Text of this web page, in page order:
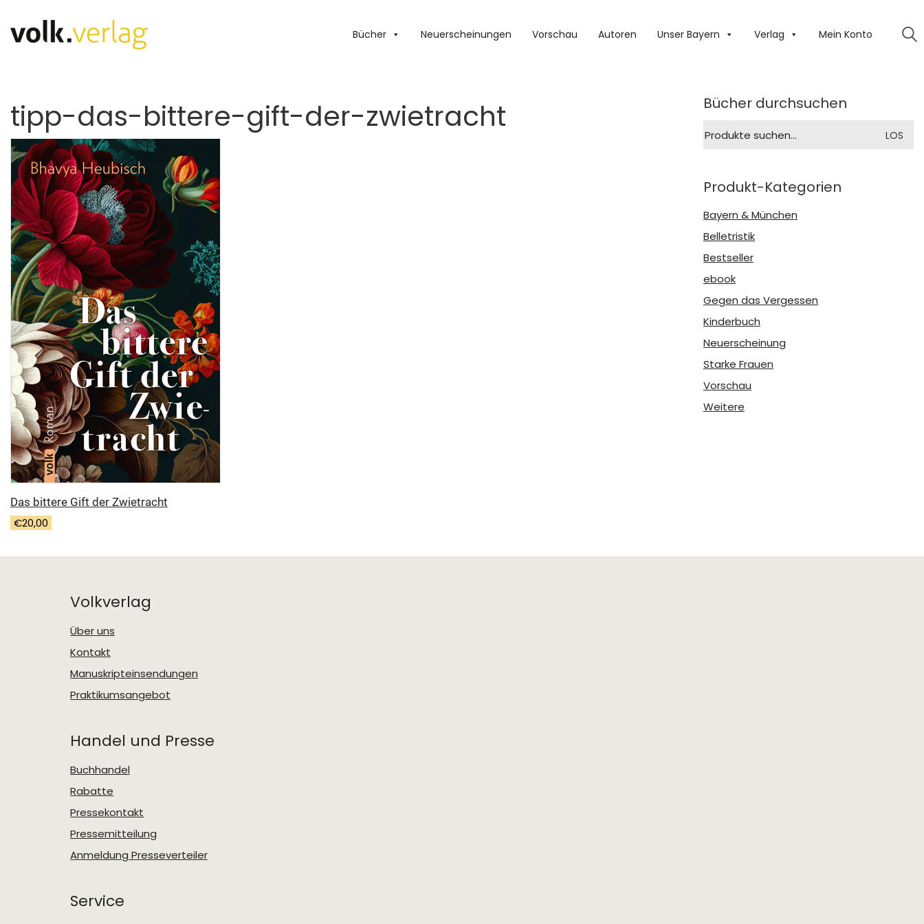
Bücher Neuerscheinungen Vorschau Autoren Unser Bayern Verlag Mein Konto
tipp-das-bittere-gift-der-zwietracht
Das bittere Gift der Zwietracht
€20,00
Bücher durchsuchen
nach:
LOS
Produkt-Kategorien
Bayern & München
Belletristik
Bestseller
ebook
Gegen das Vergessen
Kinderbuch
Neuerscheinung
Starke Frauen
Vorschau
Weitere
Volkverlag
Über uns
Kontakt
Manuskripteinsendungen
Praktikumsangebot
Handel und Presse
Buchhandel
Rabatte
Pressekontakt
Pressemitteilung
Anmeldung Presseverteiler
Service